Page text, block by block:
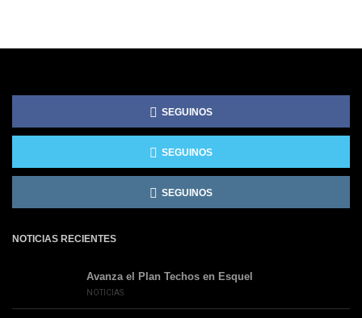
SEGUINOS
SEGUINOS
SEGUINOS
NOTICIAS RECIENTES
Avanza el Plan Techos en Esquel
NOTICIAS